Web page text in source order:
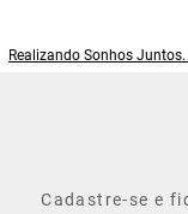
Realizando Sonhos
Cadastre-se e